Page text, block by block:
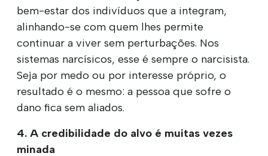
bem-estar dos indivíduos que a integram,
alinhando-se com quem lhes permite
continuar a viver sem perturbações. Nos
sistemas narcísicos, esse é sempre o narcisista.
Seja por medo ou por interesse próprio, o
resultado é o mesmo: a pessoa que sofre o
dano fica sem aliados.
4. A credibilidade do alvo é muitas vezes
minada